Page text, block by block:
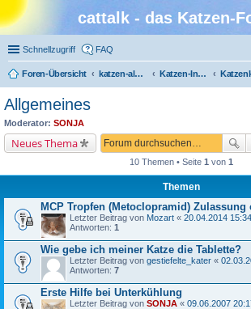
cattalk - das Katzen-
Schnellzugriff FAQ
Foren-Übersicht katzen-album.de Katzen-Infothek
Allgemeines
Moderator: SONJA
Neues Thema
10 Themen • Seite 1 von 1
Themen
MCP Tropfen (Metoclopramid) Zulassung
Letzter Beitrag von Mozart « 20.04.2014 15:34
Antworten: 1
Wie gebe ich meiner Katze die Tablette?
Letzter Beitrag von gestiefelte_kater «
Antworten: 7
Erste Hilfe bei Unterkühlung
Letzter Beitrag von SONJA « 09.06.2007